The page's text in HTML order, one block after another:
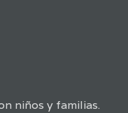
niños y familias.